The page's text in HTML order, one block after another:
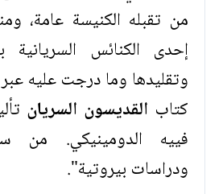
من تقبله الكنيسة عامة،
إحدى الكنائس
وتقليدها وما درجت عليه
كتاب القديسون السريان
فييه الدومينيكي.
ودراسات بيروتية".